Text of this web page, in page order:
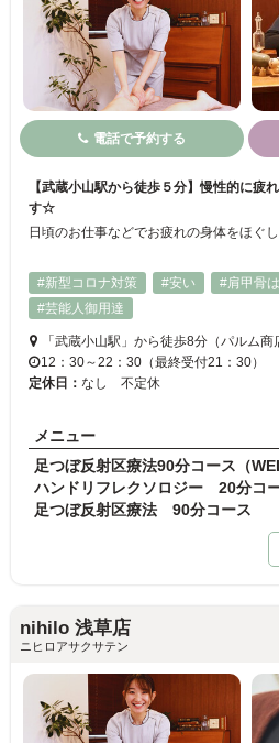
電話で予約する
【武蔵小山駅から徒歩５分】慢性的に疲
す☆
#新型コロナ対策
#安い #肩甲骨
#芸能人御用達
「武蔵小山駅」から徒歩8分（パルム商
12：30～22：30（最終受付21：30）
定休日： なし 不定休
メニュー
ハンドリフレクソロジー 20分コ
足つぼ反射区療法 90分コース
nihilo 浅草店
ニヒロアサクサテン